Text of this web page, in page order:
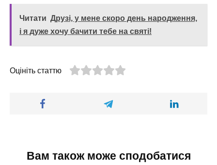
Читати Друзі, у мене скоро день народження,
і я дуже хочу бачити тебе на святі!
Оцініть статтю
Вам також може сподобатися